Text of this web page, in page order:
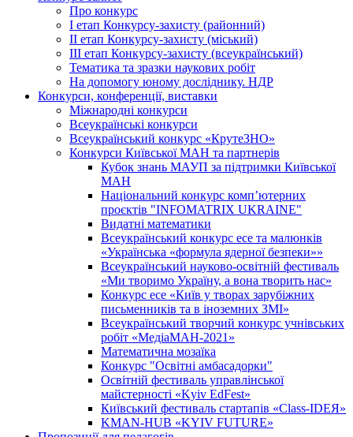
Про конкурс
І етап Конкурсу-захисту (районний)
ІІ етап Конкурсу-захисту (міський)
ІІІ етап Конкурсу-захисту (всеукраїнський)
Тематика та зразки наукових робіт
На допомогу юному досліднику. НДР
Конкурси, конференції, виставки
Міжнародні конкурси
Всеукраїнські конкурси
Всеукраїнський конкурс «КрутеЗНО»
Конкурси Київської МАН та партнерів
Кубок знань МАУП за підтримки Київської
МАН
Національний конкурс комп’ютерних
проєктів "INFOMATRIX UKRAINE"
Видатні математики
Всеукраїнський конкурс есе та малюнків
«Українська «формула ядерної безпеки»»
Всеукраїнський науково-освітній фестиваль
«Ми творимо Україну, а вона творить нас»
Конкурс есе «Київ у творах зарубіжних
письменників та в іноземних ЗМІ»
Всеукраїнський творчий конкурс учнівських
робіт «МедіаМАН-2021»
Математична мозаїка
Конкурс "Освітні амбасадорки"
Освітній фестиваль управлінської
майстерності «Kyiv EdFest»
Київський фестиваль стартапів «Class-IDEЯ»
KMAN-HUB «KYIV FUTURE»